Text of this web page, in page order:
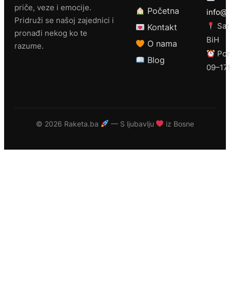
priče, veze i emocije.
Pridruži se našoj zajednici i
pronađi nekog ko te
razume.
Početna
Kontakt
O nama
Blog
BiH
© 2026 Raketa.ba — S ljubavlju iz Bosne